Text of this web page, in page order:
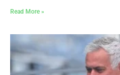
Read More »